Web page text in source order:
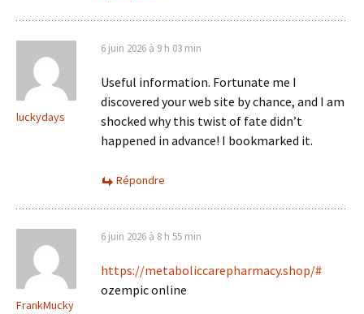
luckydays
6 juin 2026 à 9 h 03 min
Useful information. Fortunate me I
discovered your web site by chance, and I am
shocked why this twist of fate didn’t
happened in advance! I bookmarked it.
Répondre
FrankMucky
6 juin 2026 à 8 h 55 min
https://metaboliccarepharmacy.shop/#
ozempic online